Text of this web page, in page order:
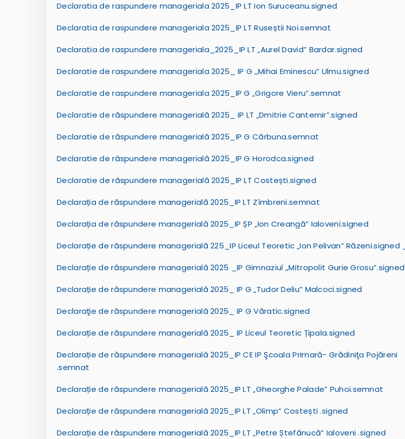
Declaratia de raspundere manageriala 2025_IP LT Ion Suruceanu.signed
Declaratia de raspundere manageriala 2025_IP LT Ruseștii Noi.semnat
Declaratia de raspundere manageriala_2025_IP LT „Aurel David” Bardar.signed
Declaratie de raspundere manageriala 2025_ IP G ,,Mihai Eminescu” Ulmu.signed
Declaratie de raspundere manageriala 2025_IP G „Grigore Vieru”.semnat
Declaratie de răspundere managerială 2025_ IP LT „Dmitrie Cantemir”.signed
Declaratie de răspundere managerială 2025_IP G Cărbuna.semnat
Declaratie de răspundere managerială 2025_IP G Horodca.signed
Declaratie de răspundere managerială 2025_IP LT Costești.signed
Declarația de răspundere managerială 2025_IP LT Zîmbreni.semnat
Declarația de răspundere managerială 2025_IP ȘP „Ion Creangă” Ialoveni.signed
Declarație de răspundere managerială 225_IP Liceul Teoretic „Ion Pelivan” Răzeni.signed _
Declarație de răspundere managerială 2025 _IP Gimnaziul ,,Mitropolit Gurie Grosu”.signed
Declarație de răspundere managerială 2025_ IP G „Tudor Deliu” Malcoci.signed
Declaraţie de răspundere managerială 2025_ IP G Văratic.signed
Declarație de răspundere managerială 2025_ IP Liceul Teoretic Țipala.signed
Declarație de răspundere managerială 2025_IP CE IP Şcoala Primară- Grădiniţa Pojăreni
.semnat
Declarație de răspundere managerială 2025_IP LT „Gheorghe Palade” Puhoi.semnat
Declarație de răspundere managerială 2025_IP LT „Olimp” Costești .signed
Declarație de răspundere managerială 2025_IP LT „Petre Ștefănucă” Ialoveni .signed